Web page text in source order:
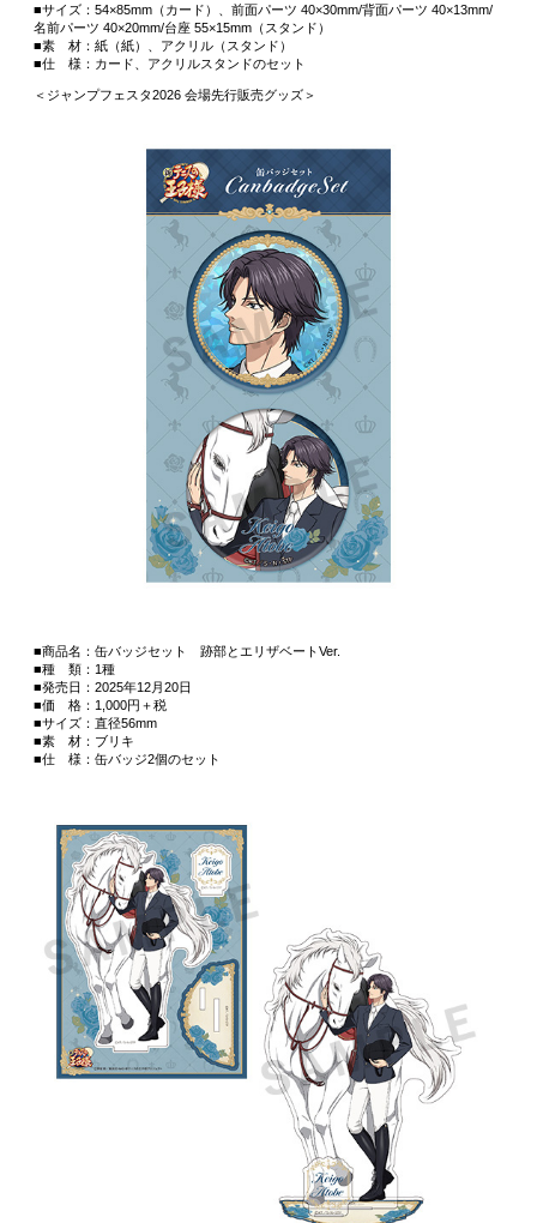
■サイズ：54×85mm（カード）、前面パーツ 40×30mm/背面パーツ 40×13mm/
名前パーツ 40×20mm/台座 55×15mm（スタンド）
■素 材：紙（紙）、アクリル（スタンド）
■仕 様：カード、アクリルスタンドのセット
＜ジャンプフェスタ2026 会場先行販売グッズ＞
■商品名：缶バッジセット 跡部とエリザベートVer.
■種 類：1種
■発売日：2025年12月20日
■価 格：1,000円＋税
■サイズ：直径56mm
■素 材：ブリキ
■仕 様：缶バッジ2個のセット